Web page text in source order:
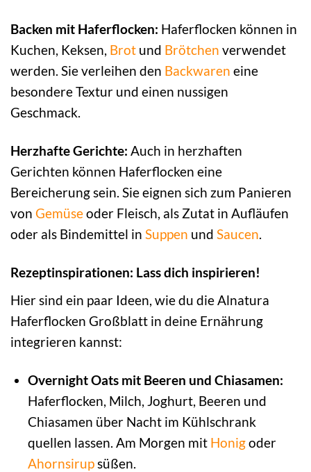
Backen mit Haferflocken: Haferflocken können in
Kuchen, Keksen, Brot und Brötchen verwendet
werden. Sie verleihen den Backwaren eine
besondere Textur und einen nussigen
Geschmack.
Herzhafte Gerichte: Auch in herzhaften
Gerichten können Haferflocken eine
Bereicherung sein. Sie eignen sich zum Panieren
von Gemüseoder Fleisch, als Zutat in Aufläufen
oder als Bindemittel in Suppen und Saucen.
Rezeptinspirationen: Lass dich inspirieren!
Hier sind ein paar Ideen, wie du die Alnatura
Haferflocken Großblatt in deine Ernährung
integrieren kannst:
Overnight Oats mit Beeren und Chiasamen:
Haferflocken, Milch, Joghurt, Beeren und
Chiasamen über Nacht im Kühlschrank
quellen lassen. Am Morgen mit Honigoder
Ahornsirupsüßen.